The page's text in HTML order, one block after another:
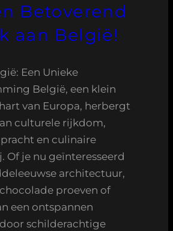
Betoverend
aan België!
Een Unieke
België, een klein
van Europa, herbergt
culturele rijkdom,
en culinaire
Of je nu geïnteresseerd
architectuur,
proeven of
een ontspannen
schilderachtige